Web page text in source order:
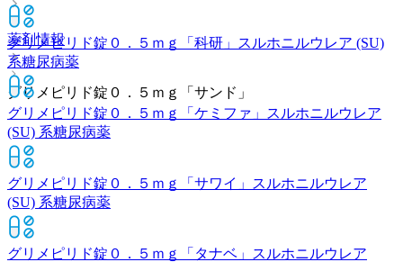
薬剤情報
グリメピリド錠０．５ｍｇ「サンド」
グリメピリド錠０．５ｍｇ「科研」
スルホニルウレア (SU)
系糖尿病薬
グリメピリド錠０．５ｍｇ「ケミファ」
スルホニルウレア
(SU) 系糖尿病薬
グリメピリド錠０．５ｍｇ「サワイ」
スルホニルウレア
(SU) 系糖尿病薬
グリメピリド錠０．５ｍｇ「タナベ」
スルホニルウレア